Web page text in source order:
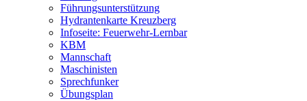
Führungsunterstützung
Hydrantenkarte Kreuzberg
Infoseite: Feuerwehr-Lernbar
KBM
Mannschaft
Maschinisten
Sprechfunker
Übungsplan